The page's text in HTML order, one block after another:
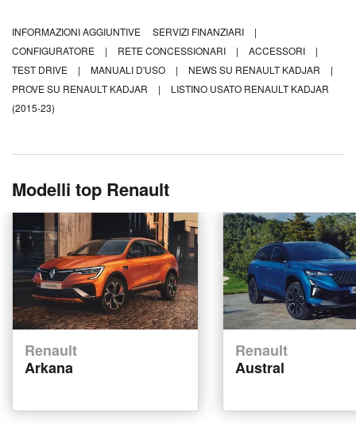
INFORMAZIONI AGGIUNTIVE SERVIZI FINANZIARI
|
CONFIGURATORE
| RETE CONCESSIONARI | ACCESSORI
|
TEST DRIVE
| MANUALI D'USO | NEWS SU RENAULT KADJAR
|
PROVE SU RENAULT KADJAR
|
LISTINO USATO RENAULT KADJAR
(2015-23)
Modelli top Renault
Renault
Arkana
Renault
Austral